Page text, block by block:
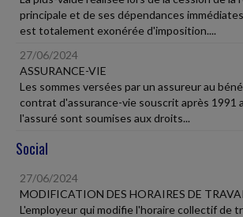
principale et de ses dépendances
est totalement exonérée d'imposition....
27/06/2024
ASSURANCE-VIE
Les sommes versées par un assureur au
contrat d'assurance-vie souscrit après 1991
l'assuré sont soumises aux droits...
Social
27/06/2024
MODIFICATION DES HORAIRES DE
L'employeur qui modifie l'horaire collectif de